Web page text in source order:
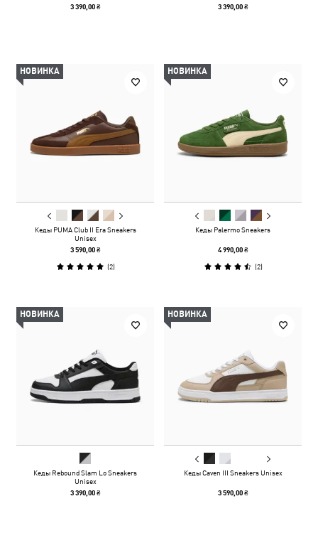
3 390,00 ₴ 3 390,00 ₴
НОВИНКА
Кеды PUMA Club II Era Sneakers
Unisex
3 590,00 ₴
(2)
НОВИНКА
Кеды Palermo Sneakers
4 990,00 ₴
(2)
НОВИНКА
Кеды Rebound Slam Lo Sneakers
Unisex
3 390,00 ₴
НОВИНКА
Кеды Caven III Sneakers Unisex
3 590,00 ₴